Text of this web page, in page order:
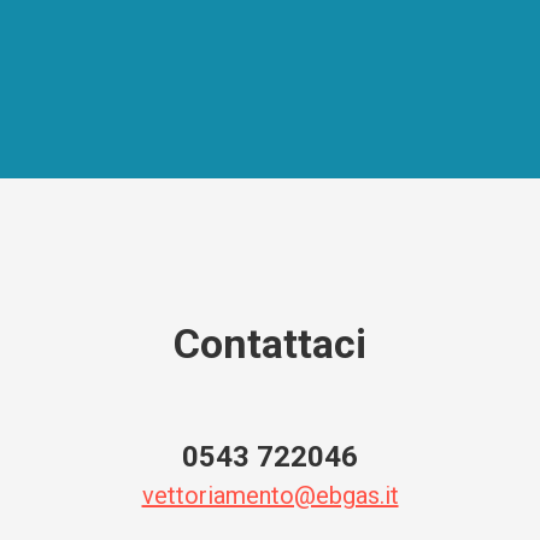
Contattaci
0543 722046
vettoriamento@ebgas.it